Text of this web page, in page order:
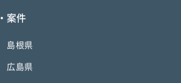
案件
島根県
広島県